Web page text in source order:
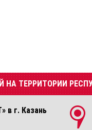
ТЕРРИТОРИИ
в г. Казань